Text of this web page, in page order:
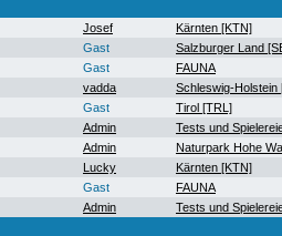
Josef Kärnten [KTN]
Gast Salzburger Land
Gast FAUNA
vadda Schleswig-Holstein
Gast Tirol [TRL]
Admin Tests und
Admin Naturpark Hohe
Lucky Kärnten [KTN]
Gast FAUNA
Admin Tests und